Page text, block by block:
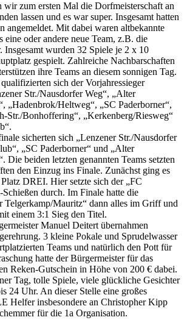
wir zum ersten Mal die Dorfmeisterschaft an
lassen und es war super. Insgesamt hatten
angemeldet. Mit dabei waren altbekannte
eine oder andere neue Team, z.B. die
Insgesamt wurden 32 Spiele je 2 x 10
gespielt. Zahlreiche Nachbarschaften
ihre Teams an diesem sonnigen Tag.
sich der Vorjahressieger
Str./Nausdorfer Weg“, „Alter
„Hadenbrok/Heltweg“, „SC Paderborner“,
Str./Bonhoffering“, „Kerkenberg/Riesweg“
sicherten sich „Lenzener Str./Nausdorfer
„SC Paderborner“ und „Alter
Die beiden letzten genannten Teams setzten
den Einzug ins Finale. Zunächst ging es
DREI. Hier setzte sich der „FC
durch. Im Finale hatte die
Telgerkamp/Mauritz“ dann alles im Griff und
einem 3:1 Sieg den Titel.
Manuel Deitert übernahmen
3 kleine Pokale und Sprudelwasser
Teams und natürlich den Pott für
hatte der Bürgermeister für das
Reken-Gutschein in Höhe von 200 € dabei.
Tag, tolle Spiele, viele glückliche Gesichter
24 Uhr. An dieser Stelle eine großes
Helfer insbesondere an Christopher Kipp
für die 1a Organisation.